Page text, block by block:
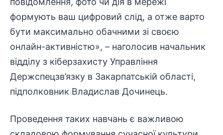
формують ваш цифровий слід, а отже варто
бути максимально обачними зі своєю
онлайн-активністю», – наголосив начальник
відділу з кіберзахисту Управління
Держспецзв’язку в Закарпатській області,
підполковник Владислав Дочинець.
Проведення таких навчань є важливою